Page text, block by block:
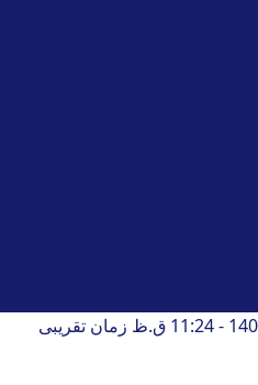
زمان تقریبی